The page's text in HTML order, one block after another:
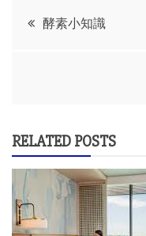
Post酵素小知識
RELATED POSTS